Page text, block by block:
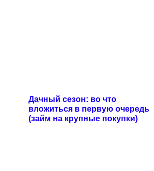
Дачный сезон: во что
вложиться в первую очередь
(займ на крупные покупки)